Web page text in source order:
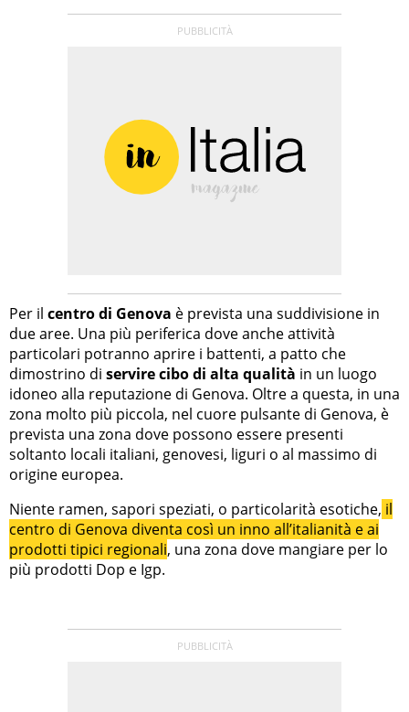
Per il centro di Genova è prevista una suddivisione in
due aree. Una più periferica dove anche attività
particolari potranno aprire i battenti, a patto che
dimostrino di servire cibo di alta qualità in un luogo
idoneo alla reputazione di Genova. Oltre a questa, in una
zona molto più piccola, nel cuore pulsante di Genova, è
prevista una zona dove possono essere presenti
soltanto locali italiani, genovesi, liguri o al massimo di
origine europea.
Niente ramen, sapori speziati, o particolarità esotiche, il
centro di Genova diventa così un inno all’italianità e ai
prodotti tipici regionali, una zona dove mangiare per lo
più prodotti Dop e Igp.